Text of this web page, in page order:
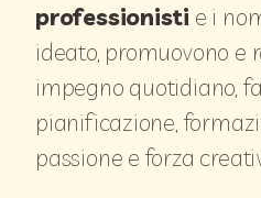
professionisti e i
ideato, promuovono e
impegno quotidiano,
pianificazione,
passione e forza